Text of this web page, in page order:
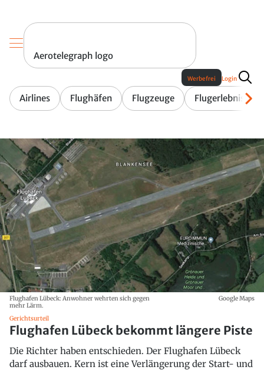
Aerotelegraph logo
Airlines Flughäfen Flugzeuge Flugerlebnis
Werbefrei Login
Flughafen Lübeck: Anwohner wehrten sich gegen
mehr Lärm.
Google Maps
Gerichtsurteil
Flughafen Lübeck bekommt längere Piste
Die Richter haben entschieden. Der Flughafen Lübeck
darf ausbauen. Kern ist eine Verlängerung der Start- und